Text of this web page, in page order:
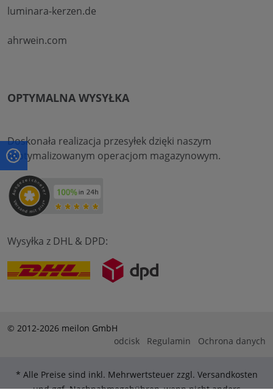
luminara-kerzen.de
ahrwein.com
OPTYMALNA WYSYŁKA
Doskonała realizacja przesyłek dzięki naszym
zoptymalizowanym operacjom magazynowym.
Wysyłka z DHL & DPD:
© 2012-2026 meilon GmbH
odcisk
Regulamin Ochrona danych
* Alle Preise sind inkl. Mehrwertsteuer zzgl. Versandkosten